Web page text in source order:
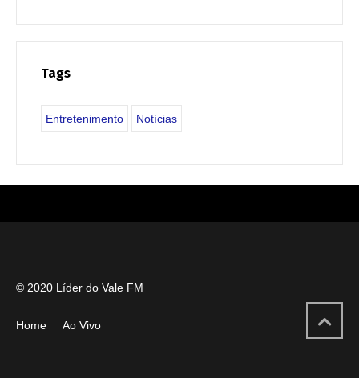
Tags
Entretenimento Notícias
© 2020 Líder do Vale FM
Home Ao Vivo